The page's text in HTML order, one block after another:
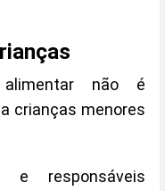
não é
crianças menores
e responsáveis